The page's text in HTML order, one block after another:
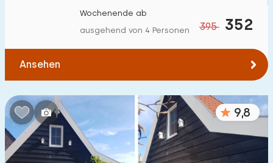
395 352
Wochenende ab
ausgehend von 4 Personen
Ansehen
9,8